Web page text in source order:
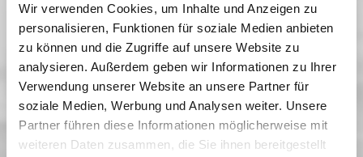
Wir verwenden Cookies, um Inhalte und Anzeigen zu
personalisieren, Funktionen für soziale Medien anbieten
zu können und die Zugriffe auf unsere Website zu
analysieren. Außerdem geben wir Informationen zu Ihrer
Verwendung unserer Website an unsere Partner für
soziale Medien, Werbung und Analysen weiter. Unsere
Partner führen diese Informationen möglicherweise mit
weiteren Daten zusammen, die Sie ihnen bereitgestellt
Bürger seiner Kleinstadt.
»Mit bitterer Ironie schildert der zeitkritische Film
die Verdrängung faschistischer Vergangenheit und
den Fortbestand alter obrigkeitsstaatlicher
Tendenzen in der Bundesrepublik.« (Lex. d. int.
Films) Den Bundesfilmpreis in Silber für den besten
abendfüllenden Spielfilm verweigerte Staudte 1960.